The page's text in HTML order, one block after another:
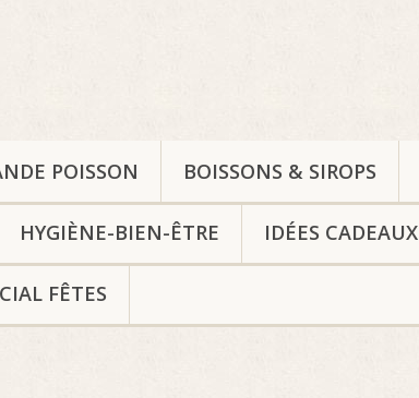
POISSON BOISSONS & SIROPS
HYGIÈNE-BIEN-ÊTRE IDÉES CADEAUX
FÊTES